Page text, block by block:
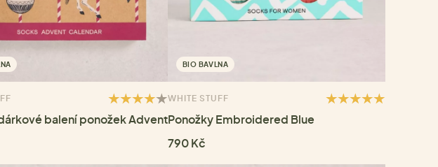
balení ponožek Advent
BIO BAVLNA
WHITE STUFF
Ponožky Embroidered Blue
790 Kč